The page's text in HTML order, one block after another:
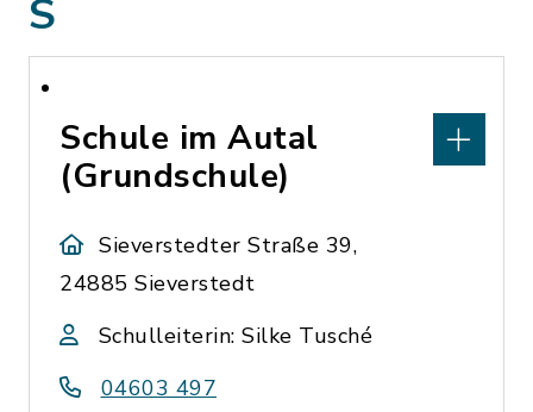
S
Schule im Autal
(Grundschule)
Sieverstedter Straße 39,
24885 Sieverstedt
Schulleiterin: Silke Tusché
04603 497